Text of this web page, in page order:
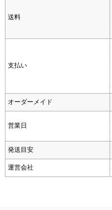
送料
支払い
オーダーメイド
営業日
発送目安
運営会社